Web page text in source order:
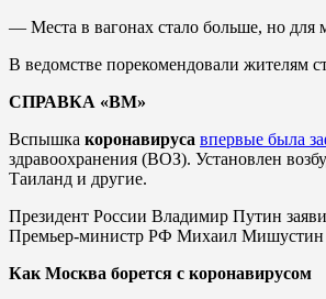
— Места в вагонах стало больше, но для
В ведомстве порекомендовали жителям
СПРАВКА «ВМ»
Вспышка коронавируса впервые была
здравоохранения (ВОЗ). Установлен
Таиланд и другие.
Президент России Владимир Путин
Премьер-министр РФ Михаил Мишустин
Как Москва борется с коронавирусом